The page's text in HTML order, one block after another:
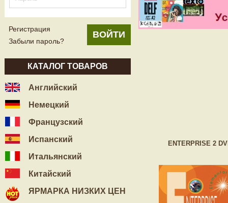
Регистрация
Забыли пароль?
КАТАЛОГ ТОВАРОВ
Английский
Немецкий
Французский
Испанский
Итальянский
Китайский
ЯРМАРКА НИЗКИХ ЦЕН
ENTERPRISE 2